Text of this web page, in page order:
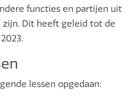
functies en partijen uit
Dit heeft geleid tot de
lessen opgedaan: